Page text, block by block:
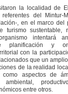
la localidad de
referentes del Mintur-
, en el marco del
turismo sustentable,
intentará
planificación y
con la
que un
de la realidad
como aspectos de
ambiental,
entre otros.